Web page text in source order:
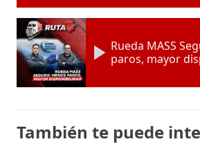
Rueda MASS
paros, mayor
También te puede